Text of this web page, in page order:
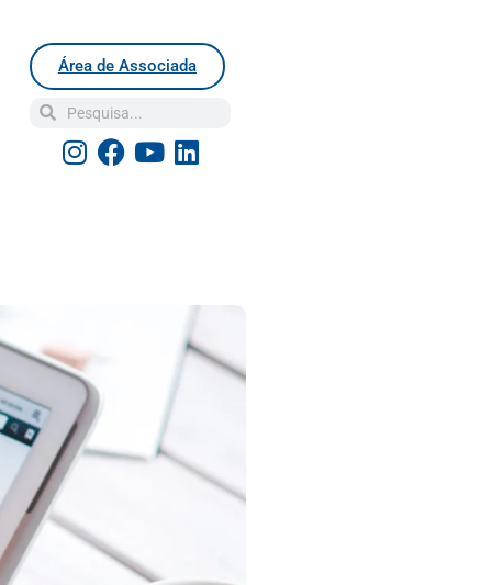
Área de Associada